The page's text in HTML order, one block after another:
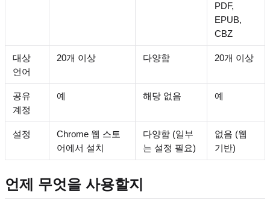
PDF,
EPUB,
CBZ
대상
언어
20개 이상 다양함 20개 이상
공유
계정
예 해당 없음 예
설정
Chrome 웹 스토
어에서 설치
다양함 (일부
는 설정 필요)
없음 (웹
기반)
언제 무엇을 사용할지